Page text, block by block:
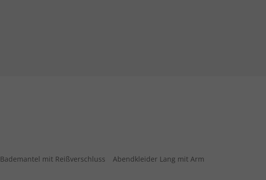
Bademantel mit Reißverschluss
Abendkleider Lang mit Arm